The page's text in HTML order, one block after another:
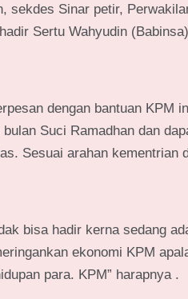
sekdes Sinar petir,
Sertu Wahyudin
dengan bantuan KPM
Suci Ramadhan dan
Sesuai arahan kementrian
bisa hadir kerna sedang
ekonomi KPM
para. KPM” harapnya .